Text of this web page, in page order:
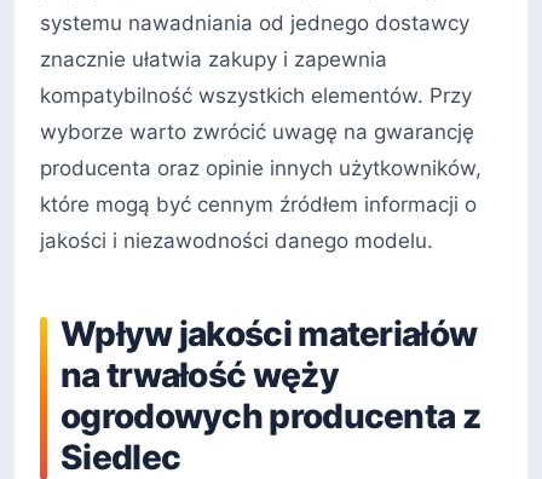
systemu nawadniania od jednego dostawcy
znacznie ułatwia zakupy i zapewnia
kompatybilność wszystkich elementów. Przy
wyborze warto zwrócić uwagę na gwarancję
producenta oraz opinie innych użytkowników,
które mogą być cennym źródłem informacji o
jakości i niezawodności danego modelu.
Wpływ jakości materiałów
na trwałość węży
ogrodowych producenta z
Siedlec